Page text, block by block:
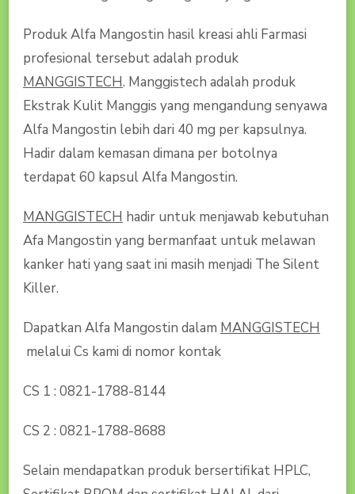
Produk Alfa Mangostin hasil kreasi ahli Farmasi
profesional tersebut adalah produk
MANGGISTECH. Manggistech adalah produk
Ekstrak Kulit Manggis yang mengandung senyawa
Alfa Mangostin lebih dari 40 mg per kapsulnya.
Hadir dalam kemasan dimana per botolnya
terdapat 60 kapsul Alfa Mangostin.
MANGGISTECH hadir untuk menjawab kebutuhan
Afa Mangostin yang bermanfaat untuk melawan
kanker hati yang saat ini masih menjadi The Silent
Killer.
Dapatkan Alfa Mangostin dalam MANGGISTECH
melalui Cs kami di nomor kontak
CS 1 : 0821-1788-8144
CS 2 : 0821-1788-8688
Selain mendapatkan produk bersertifikat HPLC,